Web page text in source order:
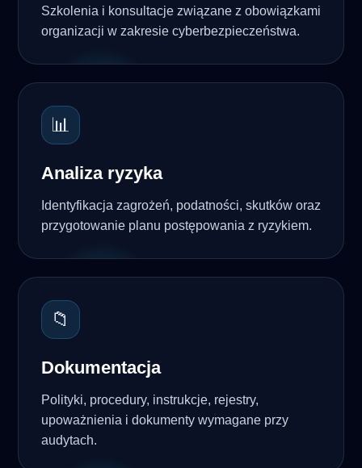
Szkolenia i konsultacje związane z obowiązkami
organizacji w zakresie cyberbezpieczeństwa.
📊
Analiza ryzyka
Identyfikacja zagrożeń, podatności, skutków oraz
przygotowanie planu postępowania z ryzykiem.
📁
Dokumentacja
Polityki, procedury, instrukcje, rejestry,
upoważnienia i dokumenty wymagane przy
audytach.